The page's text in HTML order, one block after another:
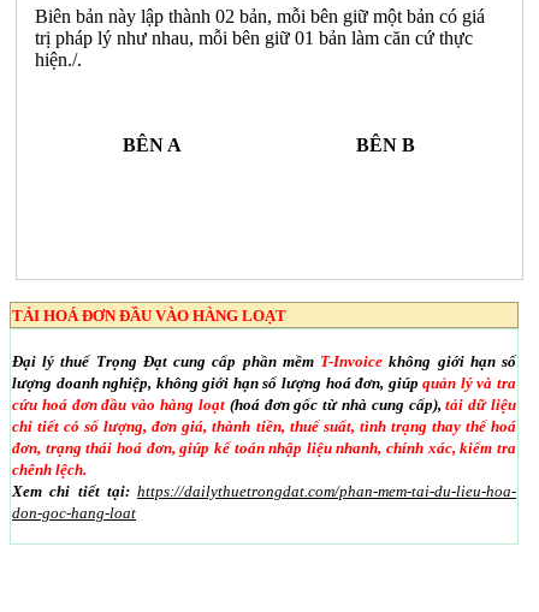
Biên bản này lập thành 02 bản, mỗi bên giữ một bản có giá
trị pháp lý như nhau, mỗi bên giữ 01 bản làm căn cứ thực
hiện./.
BÊN A BÊN B
TẢI HOÁ ĐƠN ĐẦU VÀO HÀNG LOẠT
Đại lý thuế Trọng Đạt cung cấp phần mềm T-Invoice không giới hạn số
lượng doanh nghiệp, không giới hạn số lượng hoá đơn, giúpquản lý và tra
cứu hoá đơn đầu vào hàng loạt(hoá đơn gốc từ nhà cung cấp),tải dữ liệu
chi tiết có số lượng, đơn giá, thành tiền, thuế suất, tình trạng thay thế hoá
đơn, trạng thái hoá đơn, giúp kế toán nhập liệu nhanh, chính xác, kiểm tra
chênh lệch.
Xem chi tiết tại: https://dailythuetrongdat.com/phan-mem-tai-du-lieu-hoa-
don-goc-hang-loat